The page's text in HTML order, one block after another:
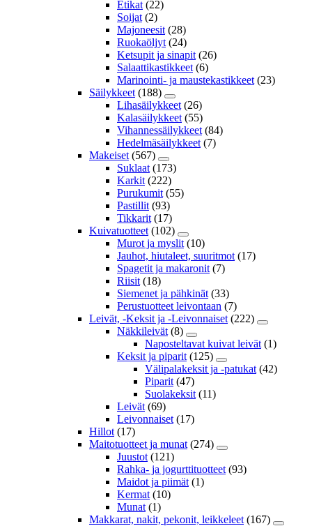
Etikat (22)
Soijat (2)
Majoneesit (28)
Ruokaöljyt (24)
Ketsupit ja sinapit (26)
Salaattikastikkeet (6)
Marinointi- ja maustekastikkeet (23)
Säilykkeet (188)
Lihasäilykkeet (26)
Kalasäilykkeet (55)
Vihannessäilykkeet (84)
Hedelmäsäilykkeet (7)
Makeiset (567)
Suklaat (173)
Karkit (222)
Purukumit (55)
Pastillit (93)
Tikkarit (17)
Kuivatuotteet (102)
Murot ja myslit (10)
Jauhot, hiutaleet, suuritmot (17)
Spagetit ja makaronit (7)
Riisit (18)
Siemenet ja pähkinät (33)
Perustuotteet leivontaan (7)
Leivät, -Keksit ja -Leivonnaiset (222)
Näkkileivät (8)
Naposteltavat kuivat leivät (1)
Keksit ja piparit (125)
Välipalakeksit ja -patukat (42)
Piparit (47)
Suolakeksit (11)
Leivät (69)
Leivonnaiset (17)
Hillot (17)
Maitotuotteet ja munat (274)
Juustot (121)
Rahka- ja jogurttituotteet (93)
Maidot ja piimät (1)
Kermat (10)
Munat (1)
Makkarat, nakit, pekonit, leikkeleet (167)